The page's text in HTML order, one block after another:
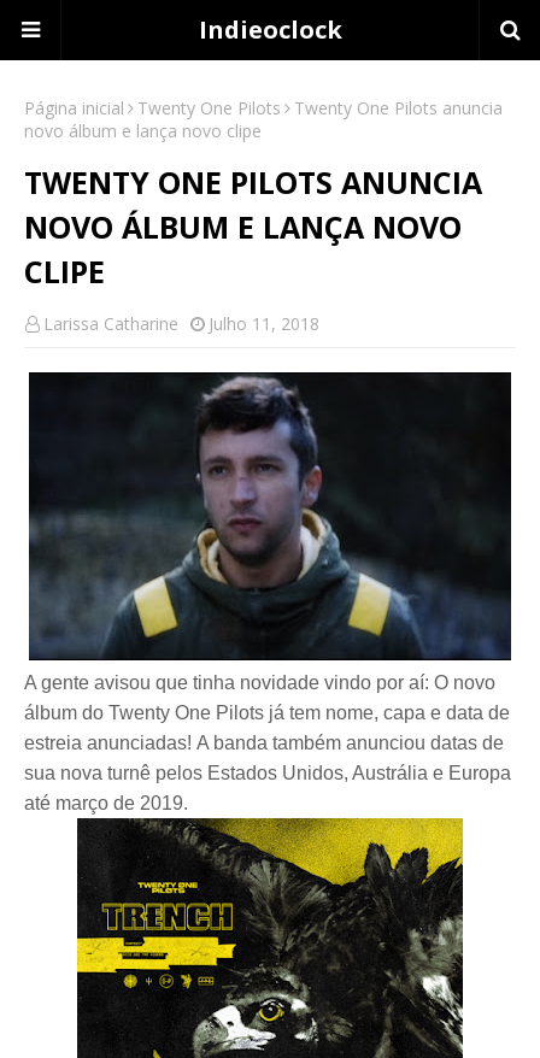
Indieoclock
Página inicial Twenty One Pilots
Twenty One Pilots anuncia
novo álbum e lança novo clipe
TWENTY ONE PILOTS ANUNCIA
NOVO ÁLBUM E LANÇA NOVO
CLIPE
Larissa Catharine Julho 11, 2018
A gente avisou que tinha novidade vindo por aí: O novo
álbum do Twenty One Pilots já tem nome, capa e data de
estreia anunciadas! A banda também anunciou datas de
sua nova turnê pelos Estados Unidos, Austrália e Europa
até março de 2019.